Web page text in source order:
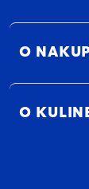
O
O